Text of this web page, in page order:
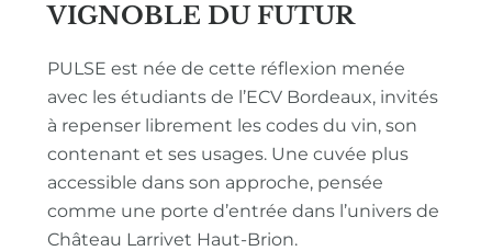
VIGNOBLE DU FUTUR
PULSE est née de cette réflexion menée
avec les étudiants de l’ECV Bordeaux, invités
à repenser librement les codes du vin, son
contenant et ses usages. Une cuvée plus
accessible dans son approche, pensée
comme une porte d’entrée dans l’univers de
Château Larrivet Haut-Brion.